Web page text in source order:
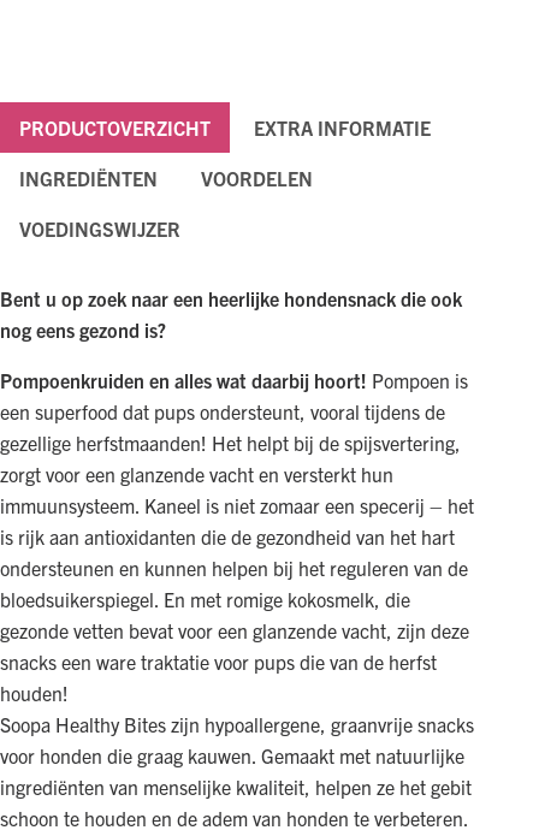
PRODUCTOVERZICHT EXTRA INFORMATIE
INGREDIËNTEN VOORDELEN
VOEDINGSWIJZER
Bent u op zoek naar een heerlijke hondensnack die ook
nog eens gezond is?
Pompoenkruiden en alles wat daarbij hoort! Pompoen is
een superfood dat pups ondersteunt, vooral tijdens de
gezellige herfstmaanden! Het helpt bij de spijsvertering,
zorgt voor een glanzende vacht en versterkt hun
immuunsysteem. Kaneel is niet zomaar een specerij – het
is rijk aan antioxidanten die de gezondheid van het hart
ondersteunen en kunnen helpen bij het reguleren van de
bloedsuikerspiegel. En met romige kokosmelk, die
gezonde vetten bevat voor een glanzende vacht, zijn deze
snacks een ware traktatie voor pups die van de herfst
houden!
Soopa Healthy Bites zijn hypoallergene, graanvrije snacks
voor honden die graag kauwen. Gemaakt met natuurlijke
ingrediënten van menselijke kwaliteit, helpen ze het gebit
schoon te houden en de adem van honden te verbeteren.